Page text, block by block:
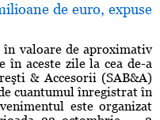
de euro, expuse
valoare de aproximativ
în aceste zile la cea de-a
& Accesorii (SAB&A)
cuantumul înregistrat în
este organizat